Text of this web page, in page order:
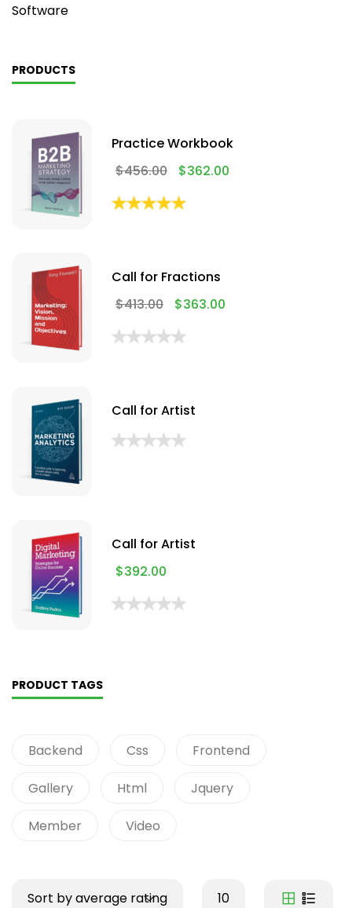
Software
PRODUCTS
Practice Workbook
$456.00 $362.00
Call for Fractions
$413.00 $363.00
Call for Artist
Call for Artist
$392.00
PRODUCT TAGS
Backend Css Frontend
Gallery Html Jquery
Member Video
Sort by average rating 10